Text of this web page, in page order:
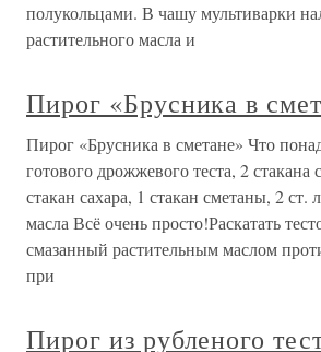
полукольцами. В чашу мультиварки
растительного масла и
Пирог «Брусника в
Пирог «Брусника в сметане» Что
готового дрожжевого теста, 2 стакана
стакан сахара, 1 стакан сметаны, 2 ст.
масла Всё очень просто!Раскатать
смазанный растительным маслом
при
Пирог из рубленого